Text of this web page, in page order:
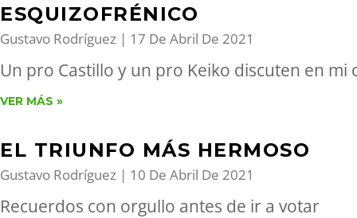
ESQUIZOFRÉNICO
Gustavo Rodríguez 17 De Abril De 2021
Un pro Castillo y un pro Keiko discuten en mi
VER MÁS »
EL TRIUNFO MÁS HERMOSO
Gustavo Rodríguez 10 De Abril De 2021
Recuerdos con orgullo antes de ir a votar